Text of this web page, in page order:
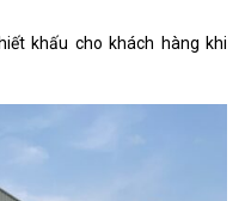
khấu cho khách hàng khi